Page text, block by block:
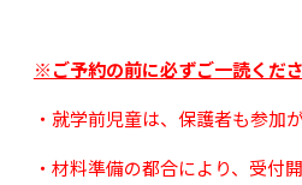
※ご予約の前に必ずご一読くだ
・就学前児童は、保護者も参加
・材料準備の都合により、受付